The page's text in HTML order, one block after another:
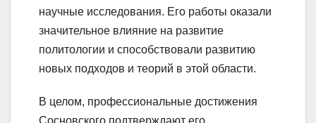
научные исследования. Его работы оказали
значительное влияние на развитие
политологии и способствовали развитию
новых подходов и теорий в этой области.
В целом, профессиональные достижения